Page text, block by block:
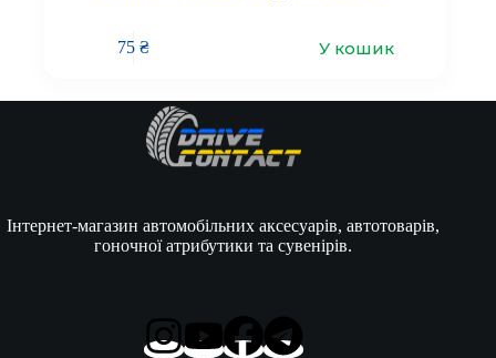
75₴ У кошик
Інтернет-магазин автомобільних аксесуарів, автотоварів,
гоночної атрибутики та сувенірів.